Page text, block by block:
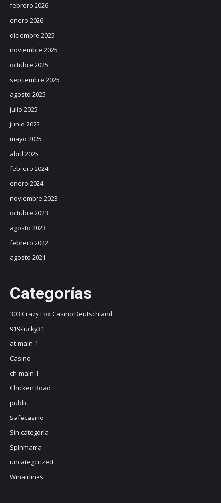
febrero 2026
enero 2026
diciembre 2025
noviembre 2025
octubre 2025
septiembre 2025
agosto 2025
julio 2025
junio 2025
mayo 2025
abril 2025
febrero 2024
enero 2024
noviembre 2023
octubre 2023
agosto 2023
febrero 2022
agosto 2021
Categorías
303 Crazy Fox Casino Deutschland
919-lucky31
at-main-1
Casino
ch-main-1
Chicken Road
public
Safecasino
Sin categoría
Spinmama
uncategorized
Winairlines